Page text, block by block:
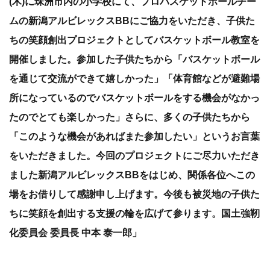
ムの新潟アルビレックスBBにご協力をいただき、子供た
ちの笑顔創出プロジェクトとしてバスケットボール教室を
開催しました。参加した子供たちから「バスケットボール
を通じて交流ができて嬉しかった」「体育館などが避難場
所になっているのでバスケットボールをする機会がなかっ
たのでとても楽しかった」さらに、多くの子供たちから
「このような機会があればまた参加したい」というお言葉
をいただきました。今回のプロジェクトにご尽力いただき
ました新潟アルビレックスBBをはじめ、関係各位へこの
場をお借りして感謝申し上げます。今後も被災地の子供た
ちに笑顔を創出する支援の輪を広げて参ります。国土強靭
化委員会 委員長 中本 泰一郎」